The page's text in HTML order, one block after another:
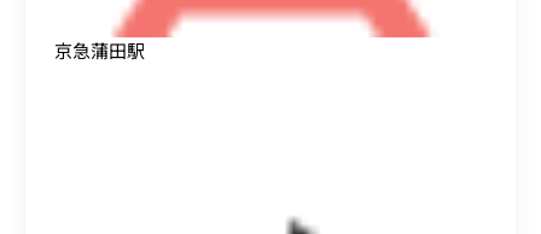
京急蒲田駅